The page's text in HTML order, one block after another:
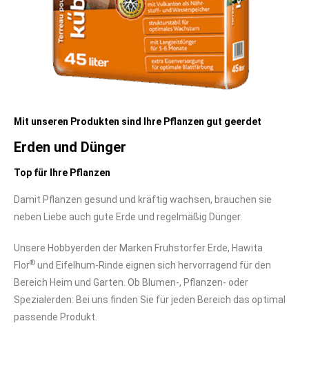
Mit unseren Produkten sind Ihre Pflanzen gut geerdet
Erden und Dünger
Top für Ihre Pflanzen
Damit Pflanzen gesund und kräftig wachsen, brauchen sie
neben Liebe auch gute Erde und regelmäßig Dünger.
Unsere Hobbyerden der Marken Fruhstorfer Erde, Hawita
Flor® und Eifelhum-Rinde eignen sich hervorragend für den
Bereich Heim und Garten. Ob Blumen-, Pflanzen- oder
Spezialerden: Bei uns finden Sie für jeden Bereich das optimal
passende Produkt.